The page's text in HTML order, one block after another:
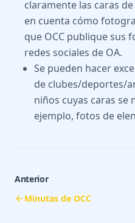
claramente las caras
en cuenta cómo
que OCC publique sus
redes sociales de OA.
Se pueden hacer
de clubes/deportes/
niños cuyas caras se
ejemplo, fotos de
Anterior
Minutas de OCC